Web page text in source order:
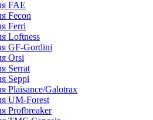
FAE
Fecon
Ferri
Loftness
GF-Gordini
Orsi
Serrat
Seppi
Plaisance/Galotrax
UM-Forest
Profbreaker